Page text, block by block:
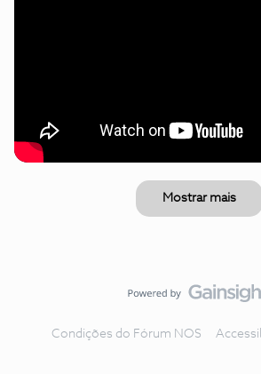
Mostrar mais
Condições do Fórum NOS